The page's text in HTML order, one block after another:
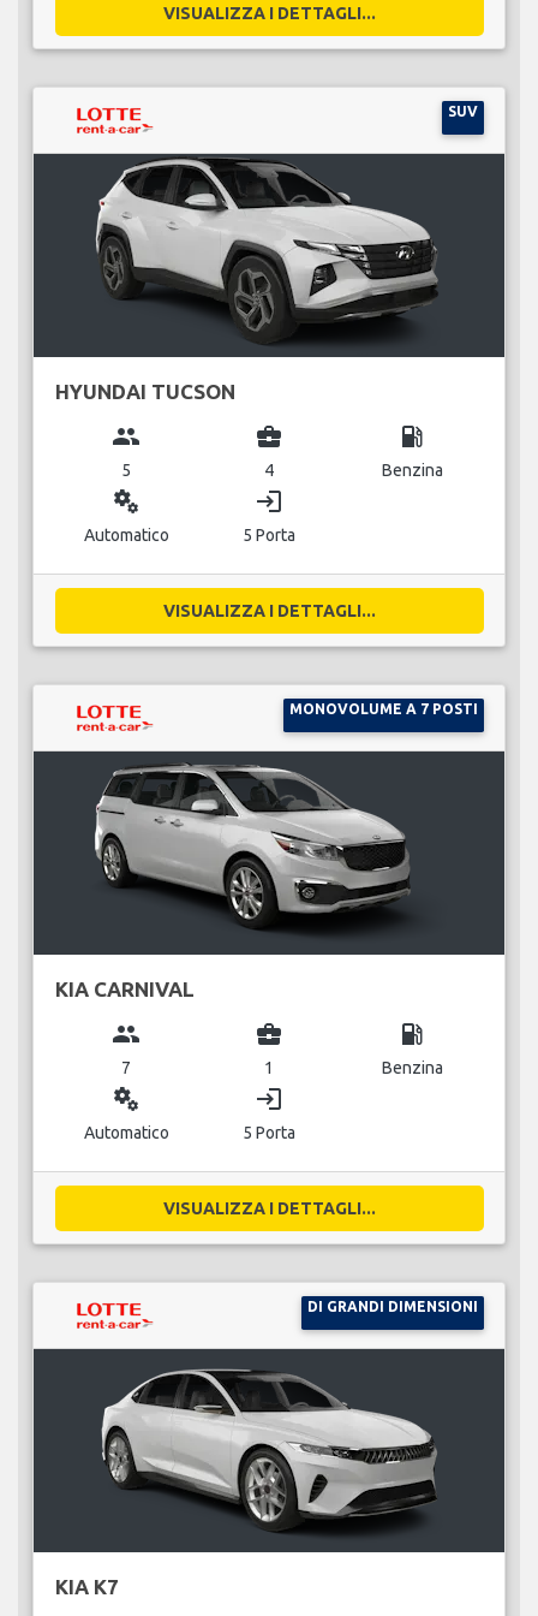
VISUALIZZA I DETTAGLI...
SUV
HYUNDAI TUCSON
group
5
business_center
4
local_gas_station
Benzina
miscellaneous_services
Automatico
login
5 Porta
VISUALIZZA I DETTAGLI...
MONOVOLUME A 7 POSTI
KIA CARNIVAL
group
7
business_center
1
local_gas_station
Benzina
miscellaneous_services
Automatico
login
5 Porta
VISUALIZZA I DETTAGLI...
DI GRANDI DIMENSIONI
KIA K7